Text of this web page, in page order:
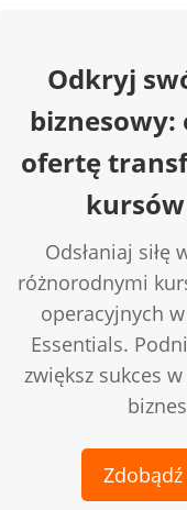
Odkryj
biznesowy:
ofertę
Odsłaniaj siłę
różnorodnymi
operacyjnych
Essentials.
zwiększ sukces